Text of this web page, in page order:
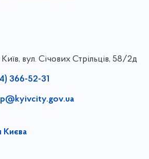
вул. Січових Стрільців, 58/2д
366-52-31
Києва